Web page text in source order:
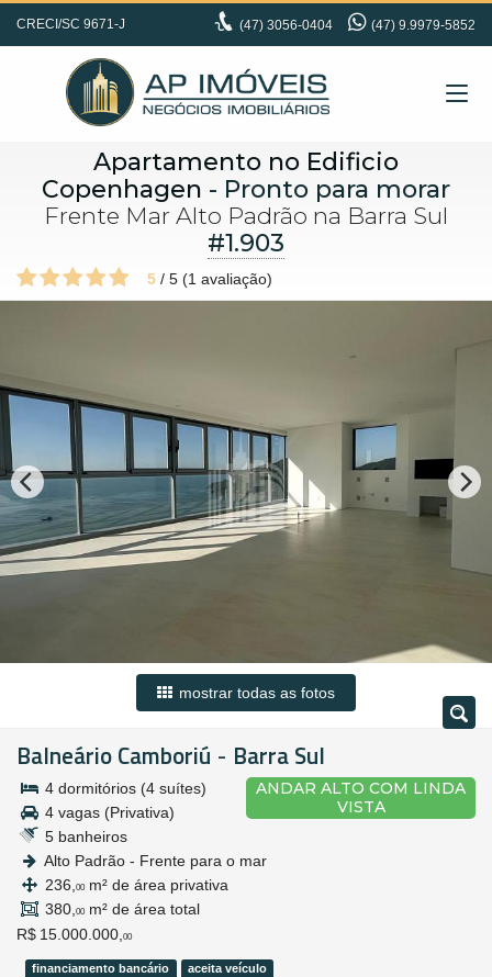
CRECI/SC 9671-J (47) 3056-0404 (47) 9.9979-5852
Apartamento no Edificio
Copenhagen - Pronto para morar
Frente Mar Alto Padrão na Barra Sul
#1.903
5 / 5 (1 avaliação)
mostrar todas as fotos
Balneário Camboriú - Barra Sul
ANDAR ALTO COM LINDA
VISTA
4 dormitórios (4 suítes)
4 vagas (Privativa)
5 banheiros
Alto Padrão - Frente para o mar
236, 00 m² de área privativa
380, 00 m² de área total
R$ 15.000.000, 00
financiamento bancário aceita veículo